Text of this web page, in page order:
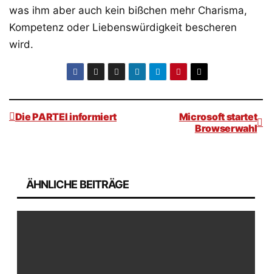
was ihm aber auch kein bißchen mehr Charisma,
Kompetenz oder Liebenswürdigkeit bescheren
wird.
Microsoft startet
Browserwahl
Die PARTEI informiert
ÄHNLICHE BEITRÄGE